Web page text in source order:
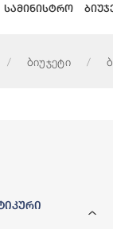
სამინისტრო
ბიუჯეტი